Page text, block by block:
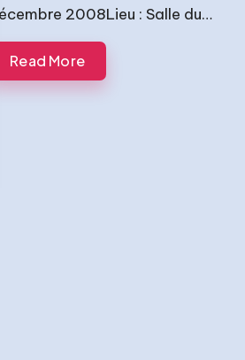
2008Lieu : Salle du…
Read More